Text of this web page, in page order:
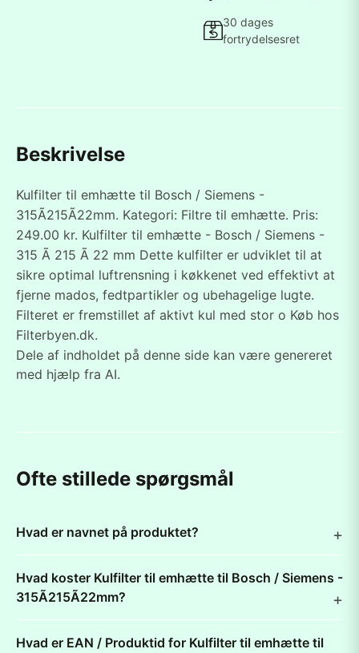
30 dages
fortrydelsesret
Beskrivelse
Kulfilter til emhætte til Bosch / Siemens -
315Ã215Ã22mm. Kategori: Filtre til emhætte. Pris:
249.00 kr. Kulfilter til emhætte - Bosch / Siemens -
315 Ã 215 Ã 22 mm Dette kulfilter er udviklet til at
sikre optimal luftrensning i køkkenet ved effektivt at
fjerne mados, fedtpartikler og ubehagelige lugte.
Filteret er fremstillet af aktivt kul med stor o Køb hos
Filterbyen.dk.
Dele af indholdet på denne side kan være genereret
med hjælp fra AI.
Ofte stillede spørgsmål
Hvad er navnet på produktet?
Hvad koster Kulfilter til emhætte til Bosch / Siemens -
315Ã215Ã22mm?
Hvad er EAN / Produktid for Kulfilter til emhætte til